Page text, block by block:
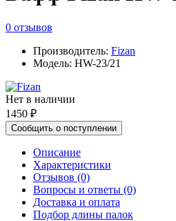
0 отзывов
Производитель: Fizan
Модель: HW-23/21
Нет в наличии
1450 ₽
Сообщить о поступлении
Описание
Характеристики
Отзывов (0)
Вопросы и ответы (0)
Доставка и оплата
Подбор длины палок